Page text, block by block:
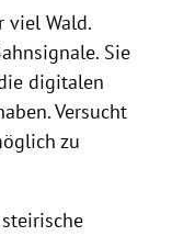
viel Wald.
Sie
digitalen
Versucht
zu